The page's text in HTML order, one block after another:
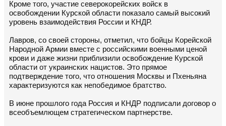
Кроме того, участие северокорейских войск в
освобождении Курской области показало самый высокий
уровень взаимодействия России и КНДР.
Лавров, со своей стороны, отметил, что бойцы Корейской
Народной Армии вместе с российскими военными ценой
крови и даже жизни приблизили освобождение Курской
области от украинских нацистов. Это прямое
подтверждение того, что отношения Москвы и Пхеньяна
характеризуются как непобедимое братство.
В июне прошлого года Россия и КНДР подписали договор о
всеобъемлющем стратегическом партнерстве.